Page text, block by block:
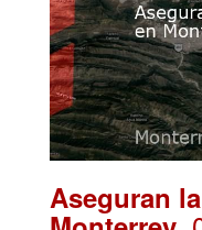
Aseguran